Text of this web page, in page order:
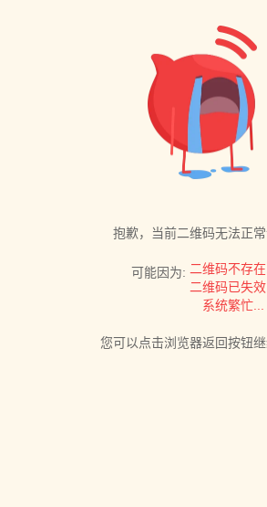
抱歉，当前二维码无法正
可能因为: 二维码不存在
二维码已失效
系统繁忙...
您可以点击浏览器返回按钮